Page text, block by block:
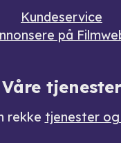
Kundeservice
på
Våre tjenester
rekke tjenester